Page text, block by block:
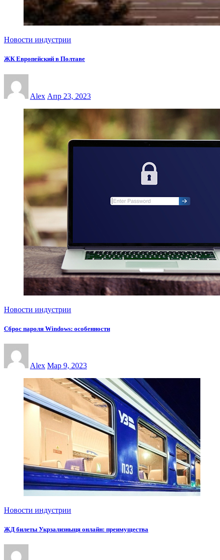
Новости индустрии
ЖК Европейский в Полтаве
Alex Апр 23, 2023
Новости индустрии
Сброс пароля Windows: особенности
Alex Мар 9, 2023
Новости индустрии
ЖД билеты Укрзализныця онлайн: преимущества